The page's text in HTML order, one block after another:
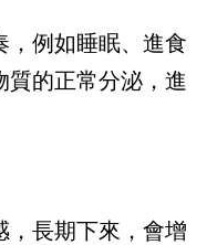
，例如睡眠、進食
質的正常分泌，進
，長期下來，會增